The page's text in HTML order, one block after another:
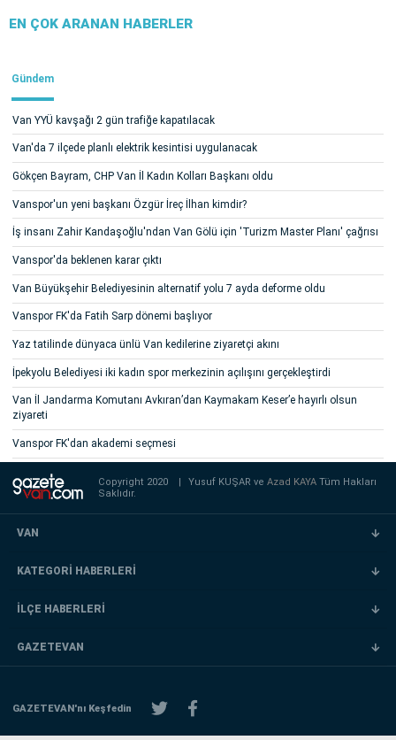
EN ÇOK ARANAN HABERLER
Gündem
Van YYÜ kavşağı 2 gün trafiğe kapatılacak
Van'da 7 ilçede planlı elektrik kesintisi uygulanacak
Gökçen Bayram, CHP Van İl Kadın Kolları Başkanı oldu
Vanspor'un yeni başkanı Özgür İreç İlhan kimdir?
İş insanı Zahir Kandaşoğlu'ndan Van Gölü için 'Turizm Master Planı' çağrısı
Vanspor'da beklenen karar çıktı
Van Büyükşehir Belediyesinin alternatif yolu 7 ayda deforme oldu
Vanspor FK'da Fatih Sarp dönemi başlıyor
Yaz tatilinde dünyaca ünlü Van kedilerine ziyaretçi akını
İpekyolu Belediyesi iki kadın spor merkezinin açılışını gerçekleştirdi
Van İl Jandarma Komutanı Avkıran’dan Kaymakam Keser’e hayırlı olsun
ziyareti
Vanspor FK'dan akademi seçmesi
Copyright 2020 | Yusuf KUŞAR veAzad KAYATüm Hakları
Saklıdır.
VAN
KATEGORİ HABERLERİ
İLÇE HABERLERİ
GAZETEVAN
GAZETEVAN'nı Keşfedin